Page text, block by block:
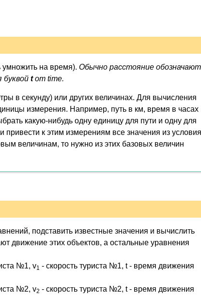
умножить на время). Обычно расстояние обозначают
буквой tот time.
в секунду) или других величинах. Для вычисления
измерения. Например, путь в км, время в часах
какую-нибудь одну единицу для пути и одну для
к этим измерениям все значения из условия
величинам, то нужно из этих базовых величин
подставить известные значения и вычислить
движение этих объектов, а остальные уравнения
№1, v1 - скорость туриста №1, t - время движения
№2, v2 - скорость туриста №2, t - время движения